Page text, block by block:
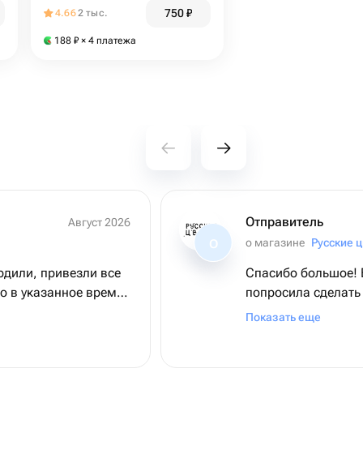
4.662 тыс. 750₽
188 ₽ × 4 платежа
Август 2026
привезли все
в указанное время.
отлично! Магазин
О
Отправитель
о магазине Русские
Спасибо большое!
попросила
тоннах, флористы
Показать еще